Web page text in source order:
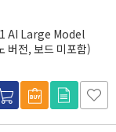
AI Large Model
버전, 보드 미포함)